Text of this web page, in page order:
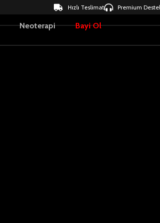
Hızlı Teslimat Premium
Neoterapi Bayi Ol